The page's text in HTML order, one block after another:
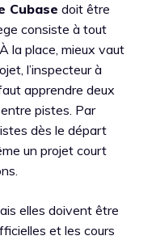
Cubase doit être
consiste à tout
la place, mieux vaut
l’inspecteur à
apprendre deux
pistes. Par
dès le départ
un projet court
elles doivent être
et les cours